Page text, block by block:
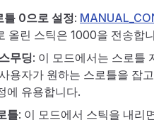
틀 0으로 설정:
올린 스틱은 1000을 전송합
무딩: 이 모드에서는 스로틀
용자가 원하는 스로틀을 잡
에 유용합니다.
틀: 이 모드에서 스틱을 내리